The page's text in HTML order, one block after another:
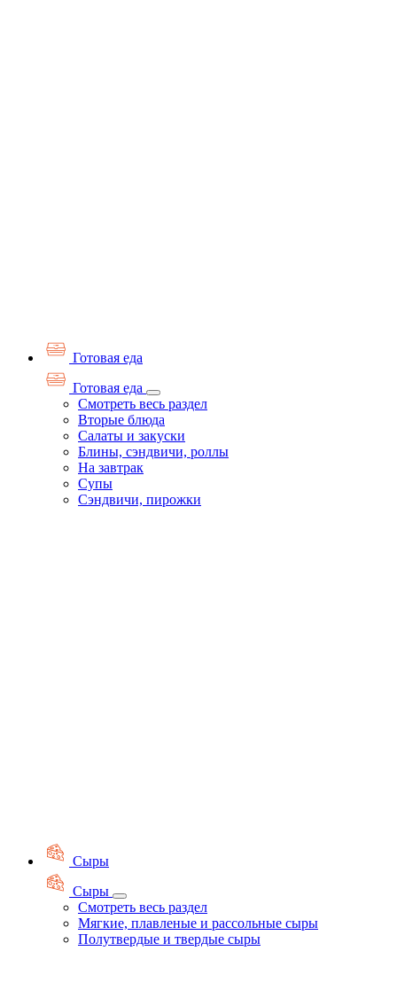
Готовая еда
Готовая еда
Смотреть весь раздел
Вторые блюда
Салаты и закуски
Блины, сэндвичи, роллы
На завтрак
Супы
Сэндвичи, пирожки
Сыры
Сыры
Смотреть весь раздел
Мягкие, плавленые и рассольные сыры
Полутвердые и твердые сыры